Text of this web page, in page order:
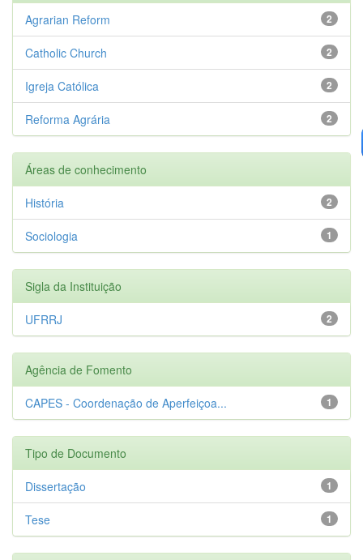
2
Agrarian Reform
2
Catholic Church
2
Igreja Católica
2
Reforma Agrária
Áreas de conhecimento
2
História
1
Sociologia
Sigla da Instituição
2
UFRRJ
Agência de Fomento
1
CAPES - Coordenação de Aperfeiçoa...
Tipo de Documento
1
Dissertação
1
Tese